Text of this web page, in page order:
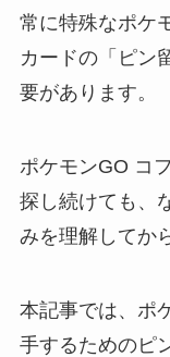
常に特殊なポケ
カードの「ピン
要があります。
ポケモンGO コ
探し続けても、
みを理解してか
本記事では、ポ
手するためのピ